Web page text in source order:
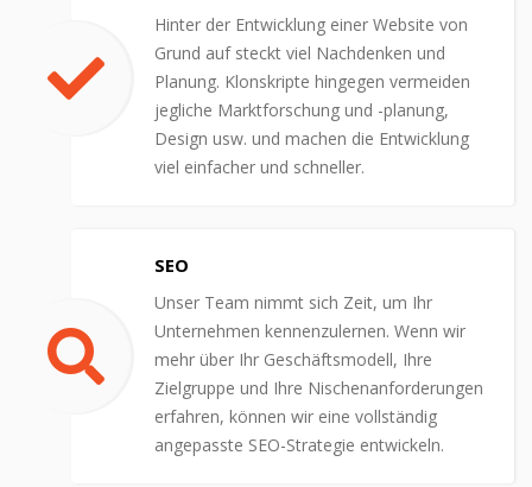
Hinter der Entwicklung einer Website von
Grund auf steckt viel Nachdenken und
Planung. Klonskripte hingegen vermeiden
jegliche Marktforschung und -planung,
Design usw. und machen die Entwicklung
viel einfacher und schneller.
SEO
Unser Team nimmt sich Zeit, um Ihr
Unternehmen kennenzulernen. Wenn wir
mehr über Ihr Geschäftsmodell, Ihre
Zielgruppe und Ihre Nischenanforderungen
erfahren, können wir eine vollständig
angepasste SEO-Strategie entwickeln.